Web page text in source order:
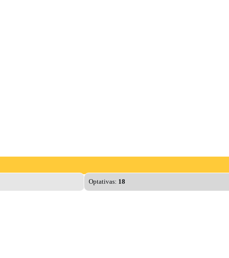
Optativas: 18